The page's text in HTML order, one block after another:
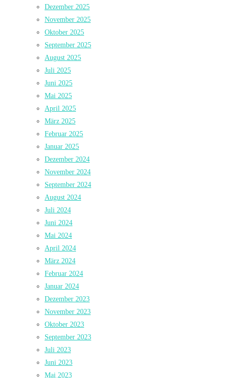
Dezember 2025
November 2025
Oktober 2025
September 2025
August 2025
Juli 2025
Juni 2025
Mai 2025
April 2025
März 2025
Februar 2025
Januar 2025
Dezember 2024
November 2024
September 2024
August 2024
Juli 2024
Juni 2024
Mai 2024
April 2024
März 2024
Februar 2024
Januar 2024
Dezember 2023
November 2023
Oktober 2023
September 2023
Juli 2023
Juni 2023
Mai 2023